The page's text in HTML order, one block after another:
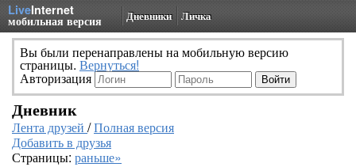
LiveInternet
мобильная версия Дневники Личка
Вы были перенаправлены на мобильную версию
страницы. Вернуться!
Авторизация
Дневник
Лента друзей /Полная версия
Добавить в друзья
Страницы: раньше»